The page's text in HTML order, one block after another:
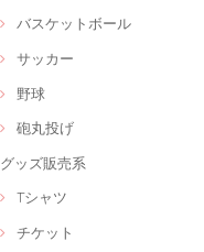
バスケットボール
サッカー
野球
砲丸投げ
グッズ販売系
Tシャツ
チケット